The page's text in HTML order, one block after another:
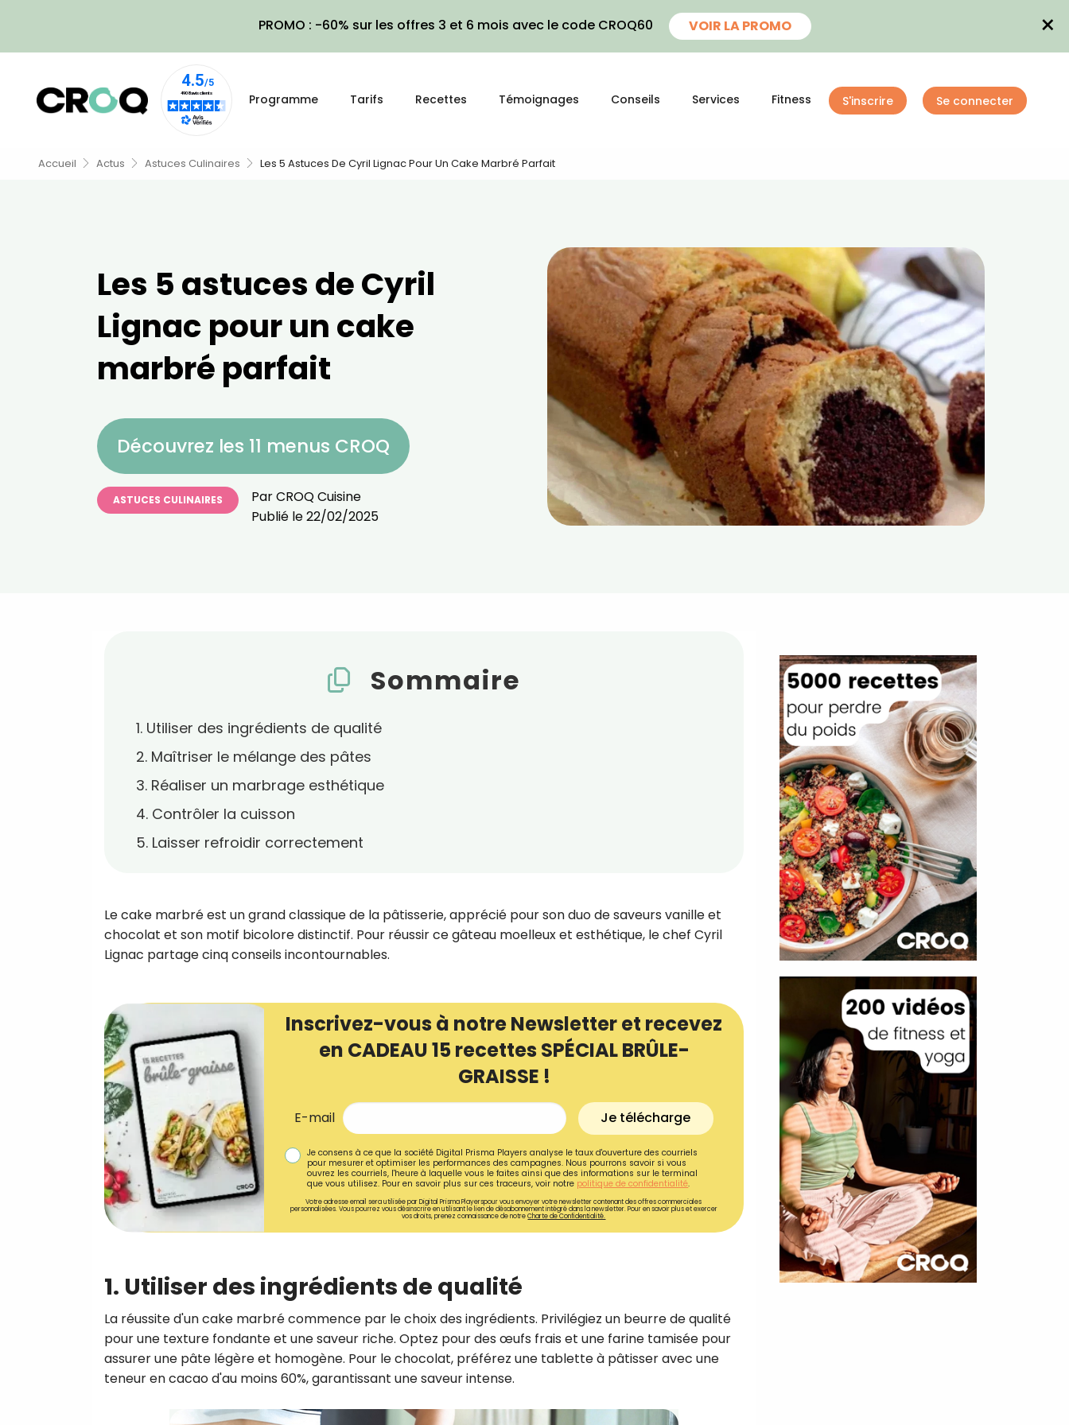
PROMO : -60% sur les offres 3 et 6 mois avec le code CROQ60 VOIR LA PROMO ×
Programme Tarifs Recettes Témoignages Conseils Services Fitness S'inscrire Se connecter
Accueil Actus Astuces Culinaires Les 5 Astuces De Cyril Lignac Pour Un Cake Marbré Parfait
Les 5 astuces de Cyril
Lignac pour un cake
marbré parfait
Découvrez les 11 menus CROQ
ASTUCES CULINAIRES ParCROQ Cuisine
Publié le22/02/2025
Sommaire
1. Utiliser des ingrédients de qualité
2. Maîtriser le mélange des pâtes
3. Réaliser un marbrage esthétique
4. Contrôler la cuisson
5. Laisser refroidir correctement
Le cake marbré est un grand classique de la pâtisserie, apprécié pour son duo de saveurs vanille et
chocolat et son motif bicolore distinctif. Pour réussir ce gâteau moelleux et esthétique, le chef Cyril
Lignac partage cinq conseils incontournables.
Inscrivez-vous à notre Newsletter et recevez
en CADEAU 15 recettes SPÉCIAL BRÛLE-
GRAISSE !
E-mail Je télécharge
Je consens à ce que la société Digital Prisma Players analyse le taux d'ouverture des courriels
pour mesurer et optimiser les performances des campagnes. Nous pourrons savoir si vous
ouvrez les courriels, l'heure à laquelle vous le faites ainsi que des informations sur le terminal
que vous utilisez. Pour en savoir plus sur ces traceurs, voir notre politique de confidentialité.
Votre adresse email sera utilisée par Digital Prisma Playerspour vous envoyer votre newsletter contenant des offres commerciales
personnalisées. Vous pourrez vous désinscrire en utilisant le lien de désabonnement intégré dans la newsletter. Pour en savoir plus et exercer
vos droits, prenez connaissance de notreCharte de Confidentialité.
1. Utiliser des ingrédients de qualité
La réussite d'un cake marbré commence par le choix des ingrédients. Privilégiez un beurre de qualité
pour une texture fondante et une saveur riche. Optez pour des œufs frais et une farine tamisée pour
assurer une pâte légère et homogène. Pour le chocolat, préférez une tablette à pâtisser avec une
teneur en cacao d'au moins 60%, garantissant une saveur intense.
Recevez gratuitement 180
recettes inédites de CROQ
!
Ainsi que la newsletter promotionnelle de